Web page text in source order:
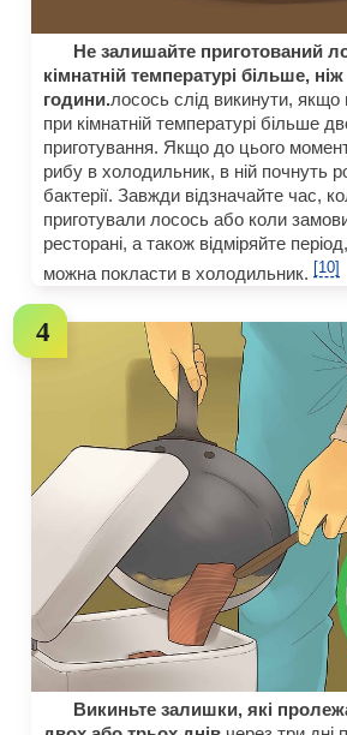
Не залишайте приготований
кімнатній температурі більше, ніж
години.лосось слід викинути, якщо
при кімнатній температурі більше
приготування. Якщо до цього
рибу в холодильник, в ній почнуть
бактерії. Завжди відзначайте час,
приготували лосось або коли
ресторані, а також відміряйте
можна покласти в холодильник.[10]
Викиньте залишки, які